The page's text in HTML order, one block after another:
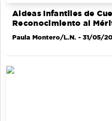
Aldeas Infantiles de
Reconocimiento al
Paula Montero/L.N. - 31/05/